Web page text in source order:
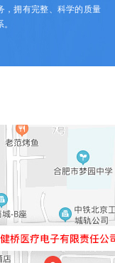
，拥有完整、科学的质量